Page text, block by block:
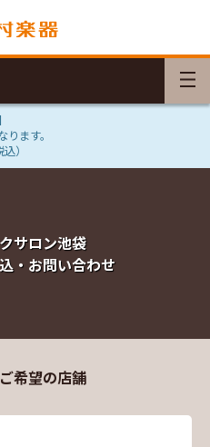
ます。
）
サロン池袋
・お問い合わせ
希望の店舗